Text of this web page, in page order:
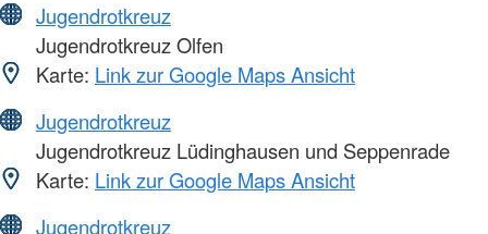
Jugendrotkreuz
Jugendrotkreuz Olfen
Karte: Link zur Google Maps Ansicht
Jugendrotkreuz
Jugendrotkreuz Lüdinghausen und Seppenrade
Karte: Link zur Google Maps Ansicht
Jugendrotkreuz